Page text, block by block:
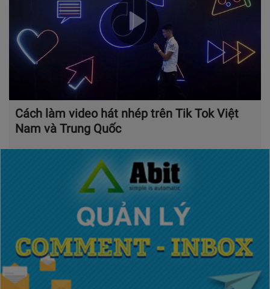
Cách làm video hát nhép trên Tik Tok Việt
Nam và Trung Quốc